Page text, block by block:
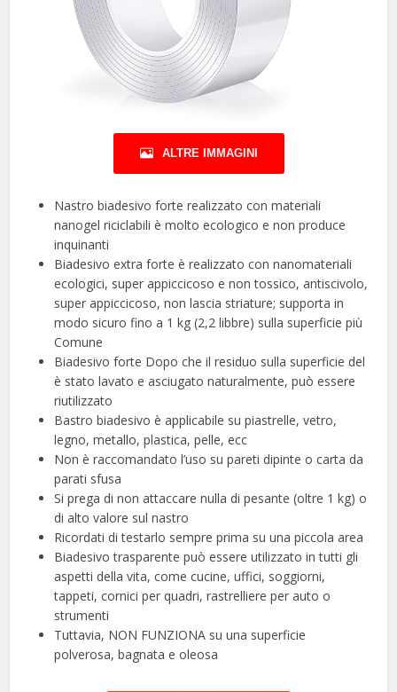
ALTRE IMMAGINI
Nastro biadesivo forte realizzato con materiali
nanogel riciclabili è molto ecologico e non produce
inquinanti
Biadesivo extra forte è realizzato con nanomateriali
ecologici, super appiccicoso e non tossico, antiscivolo,
super appiccicoso, non lascia striature; supporta in
modo sicuro fino a 1 kg (2,2 libbre) sulla superficie più
Comune
Biadesivo forte Dopo che il residuo sulla superficie del
è stato lavato e asciugato naturalmente, può essere
riutilizzato
Bastro biadesivo è applicabile su piastrelle, vetro,
legno, metallo, plastica, pelle, ecc
Non è raccomandato l’uso su pareti dipinte o carta da
parati sfusa
Si prega di non attaccare nulla di pesante (oltre 1 kg) o
di alto valore sul nastro
Ricordati di testarlo sempre prima su una piccola area
Biadesivo trasparente può essere utilizzato in tutti gli
aspetti della vita, come cucine, uffici, soggiorni,
tappeti, cornici per quadri, rastrelliere per auto o
strumenti
Tuttavia, NON FUNZIONA su una superficie
polverosa, bagnata e oleosa